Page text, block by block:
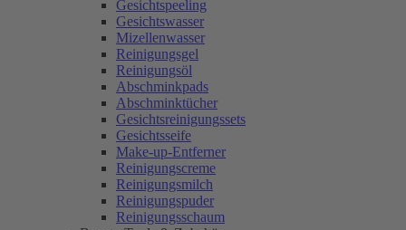
Gesichtspeeling
Gesichtswasser
Mizellenwasser
Reinigungsgel
Reinigungsöl
Abschminkpads
Abschminktücher
Gesichtsreinigungssets
Gesichtsseife
Make-up-Entferner
Reinigungscreme
Reinigungsmilch
Reinigungspuder
Reinigungsschaum